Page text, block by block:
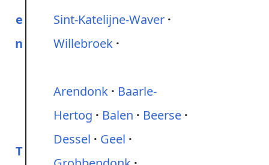
e
n
Sint-Katelijne-Waver
Willebroek
T
Arendonk
Baarle-
Hertog
Balen
Beerse
Dessel
Geel